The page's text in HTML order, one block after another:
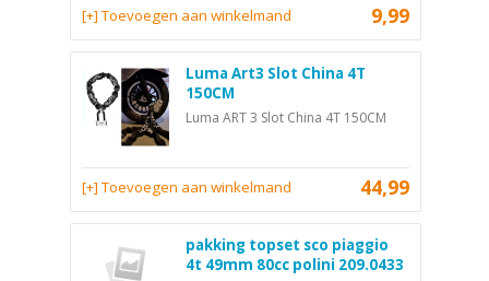
9,99
[+] Toevoegen aan winkelmand
Luma Art3 Slot China 4T
150CM
Luma ART 3 Slot China 4T 150CM
44,99
[+] Toevoegen aan winkelmand
pakking topset sco piaggio
4t 49mm 80cc polini 209.0433